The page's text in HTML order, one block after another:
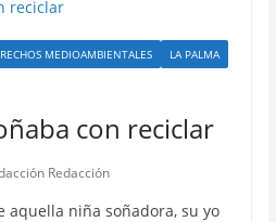
MEDIOAMBIENTALES
LA PALMA
con reciclar
Redacción
aquella niña soñadora, su yo